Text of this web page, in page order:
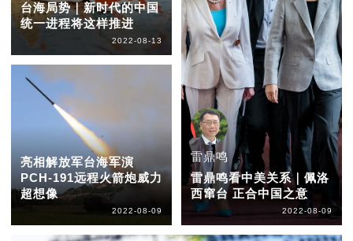
台海局势｜新时代的中国
统一进程将这样推进
2022-08-13
亮相解放军台海军演
PCH-191远程火箭炮威力
超想像
2022-08-09
雷鼎鸣
雷鼎鸣看中美关系｜佩洛
西窜台 正合中国之意
2022-08-09